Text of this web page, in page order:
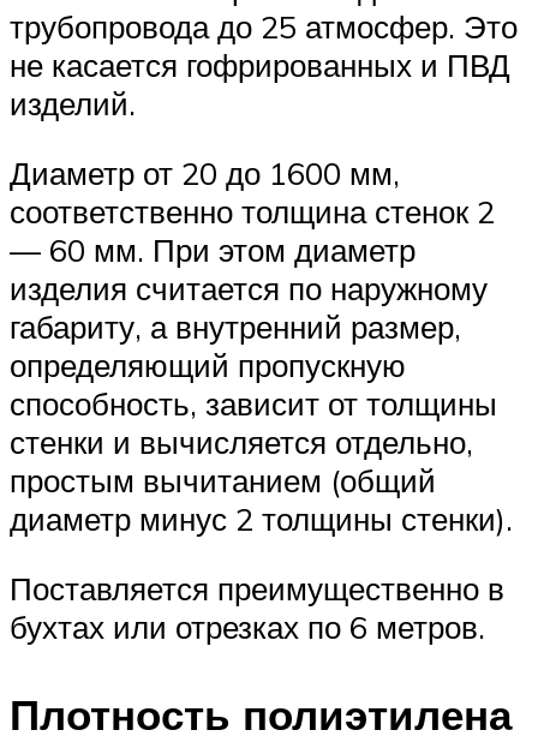
трубопровода до 25 атмосфер. Это
не касается гофрированных и ПВД
изделий.
Диаметр от 20 до 1600 мм,
соответственно толщина стенок 2
— 60 мм. При этом диаметр
изделия считается по наружному
габариту, а внутренний размер,
определяющий пропускную
способность, зависит от толщины
стенки и вычисляется отдельно,
простым вычитанием (общий
диаметр минус 2 толщины стенки).
Поставляется преимущественно в
бухтах или отрезках по 6 метров.
Плотность полиэтилена